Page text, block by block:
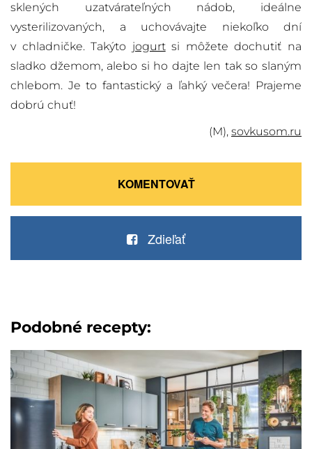
sklených uzatvárateľných nádob, ideálne
vysterilizovaných, a uchovávajte niekoľko dní
v chladničke. Takýto jogurtsi môžete dochutiť na
sladko džemom, alebo si ho dajte len tak so slaným
chlebom. Je to fantastický a ľahký večera! Prajeme
dobrú chuť!
(M), sovkusom.ru
KOMENTOVAŤ
Zdieľať
Podobné recepty: